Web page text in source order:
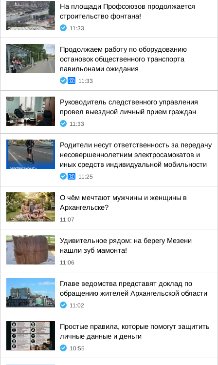
На площади Профсоюзов продолжается
строительство фонтана!
11:33
Продолжаем работу по оборудованию
остановок общественного транспорта
павильонами ожидания
11:33
Руководитель следственного управления
провел выездной личный прием граждан
11:33
Родители несут ответственность за передачу
несовершеннолетним электросамокатов и
иных средств индивидуальной мобильности
11:25
О чём мечтают мужчины и женщины в
Архангельске?
11:07
Удивительное рядом: на берегу Мезени
нашли зуб мамонта!
11:06
Главе ведомства представят доклад по
обращению жителей Архангельской области
11:02
Простые правила, которые помогут защитить
личные данные и деньги
10:55